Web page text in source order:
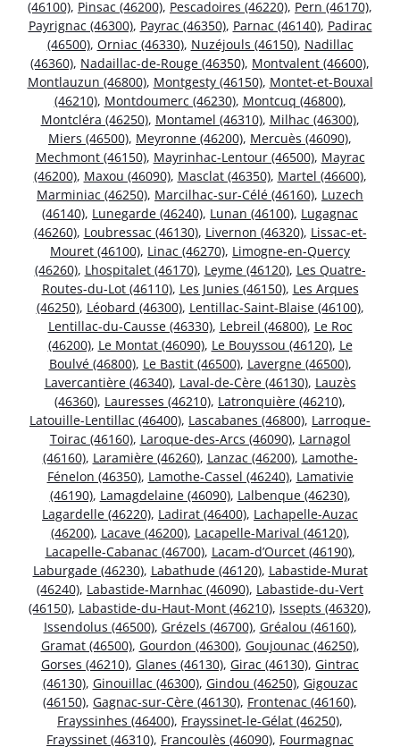
(46100), Pinsac (46200), Pescadoires (46220), Pern (46170),
Payrignac (46300), Payrac (46350), Parnac (46140), Padirac
(46500), Orniac (46330), Nuzéjouls (46150), Nadillac
(46360), Nadaillac-de-Rouge (46350), Montvalent (46600),
Montlauzun (46800), Montgesty (46150), Montet-et-Bouxal
(46210), Montdoumerc (46230), Montcuq (46800),
Montcléra (46250), Montamel (46310), Milhac (46300),
Miers (46500), Meyronne (46200), Mercuès (46090),
Mechmont (46150), Mayrinhac-Lentour (46500), Mayrac
(46200), Maxou (46090), Masclat (46350), Martel (46600),
Marminiac (46250), Marcilhac-sur-Célé (46160), Luzech
(46140), Lunegarde (46240), Lunan (46100), Lugagnac
(46260), Loubressac (46130), Livernon (46320), Lissac-et-
Mouret (46100), Linac (46270), Limogne-en-Quercy
(46260), Lhospitalet (46170), Leyme (46120), Les Quatre-
Routes-du-Lot (46110), Les Junies (46150), Les Arques
(46250), Léobard (46300), Lentillac-Saint-Blaise (46100),
Lentillac-du-Causse (46330), Lebreil (46800), Le Roc
(46200), Le Montat (46090), Le Bouyssou (46120), Le
Boulvé (46800), Le Bastit (46500), Lavergne (46500),
Lavercantière (46340), Laval-de-Cère (46130), Lauzès
(46360), Lauresses (46210), Latronquière (46210),
Latouille-Lentillac (46400), Lascabanes (46800), Larroque-
Toirac (46160), Laroque-des-Arcs (46090), Larnagol
(46160), Laramière (46260), Lanzac (46200), Lamothe-
Fénelon (46350), Lamothe-Cassel (46240), Lamativie
(46190), Lamagdelaine (46090), Lalbenque (46230),
Lagardelle (46220), Ladirat (46400), Lachapelle-Auzac
(46200), Lacave (46200), Lacapelle-Marival (46120),
Lacapelle-Cabanac (46700), Lacam-d’Ourcet (46190),
Laburgade (46230), Labathude (46120), Labastide-Murat
(46240), Labastide-Marnhac (46090), Labastide-du-Vert
(46150), Labastide-du-Haut-Mont (46210), Issepts (46320),
Issendolus (46500), Grézels (46700), Gréalou (46160),
Gramat (46500), Gourdon (46300), Goujounac (46250),
Gorses (46210), Glanes (46130), Girac (46130), Gintrac
(46130), Ginouillac (46300), Gindou (46250), Gigouzac
(46150), Gagnac-sur-Cère (46130), Frontenac (46160),
Frayssinhes (46400), Frayssinet-le-Gélat (46250),
Frayssinet (46310), Francoulès (46090), Fourmagnac